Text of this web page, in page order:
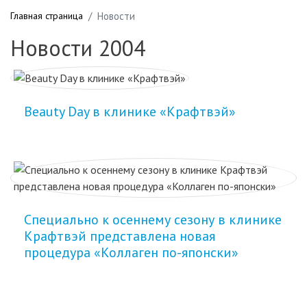
Главная страница Новости
Новости 2004
Beauty Day в клинике «Крафтвэй»
Специально к осеннему сезону в клинике
Крафтвэй представлена новая
процедура «Коллаген по-японски»